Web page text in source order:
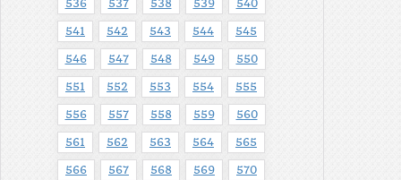
536 537 538 539 540
541 542 543 544 545
546 547 548 549 550
551 552 553 554 555
556 557 558 559 560
561 562 563 564 565
566 567 568 569 570